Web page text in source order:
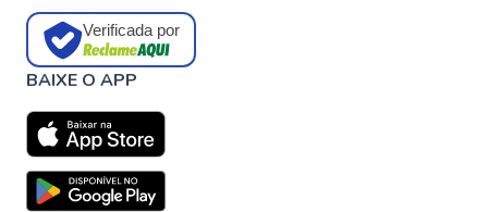
Verificada por
BAIXE O APP